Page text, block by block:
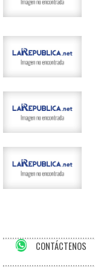
CONTÁCTENOS